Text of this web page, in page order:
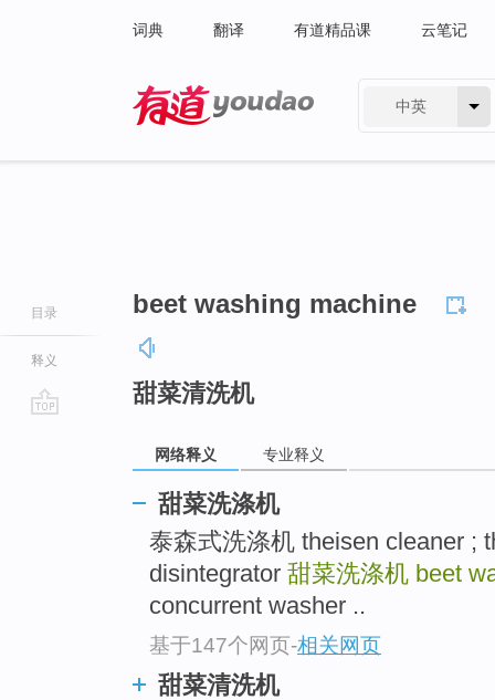
词典 翻译 有道精品课 云笔记
中英
目录
释义
beet washing machine
甜菜清洗机
网络释义 专业释义
甜菜洗涤机
泰森式洗涤机 theisen cleaner ;
disintegrator 甜菜洗涤机 beet
concurrent washer ..
基于147个网页-相关网页
甜菜清洗机